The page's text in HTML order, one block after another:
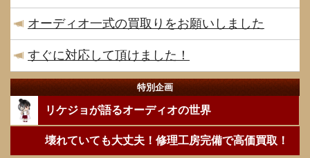
オーディオ一式の買取りをお願いしました
すぐに対応して頂けました！
特別企画
リケジョが語るオーディオの世界
壊れていても大丈夫！修理工房完備で高価買取！